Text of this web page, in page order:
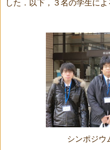
した．以下，３名の学生に
シンポジウ